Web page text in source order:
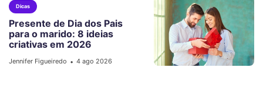
Dicas
Presente de Dia dos Pais
para o marido: 8 ideias
criativas em 2026
Jennifer Figueiredo • 4 ago 2026